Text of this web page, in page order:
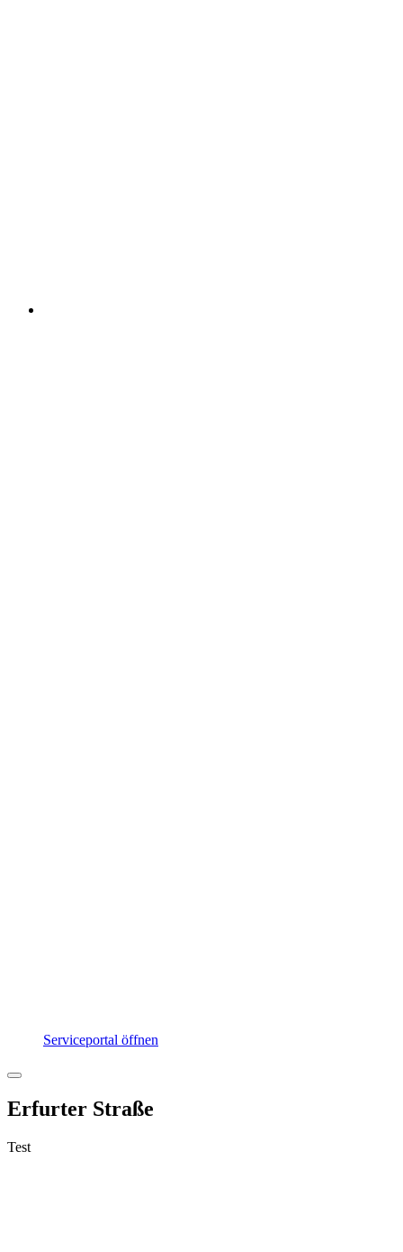
Serviceportal öffnen
Erfurter Straße
Test